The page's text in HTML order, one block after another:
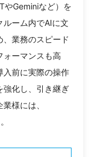
やGeminiなど）を
ーム内でAIに文
業務のスピード
ォーマンスも高
入前に実際の操作
強化し、引き継ぎ
様には、